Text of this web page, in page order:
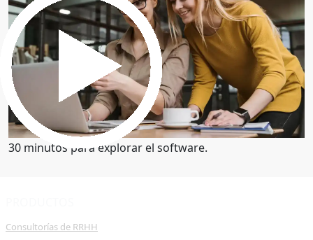
Obtenga una demostración
30 minutos para explorar el software.
Consultorías de RRHH